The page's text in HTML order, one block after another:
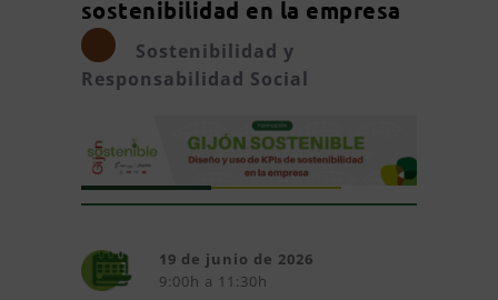
sostenibilidad en la empresa
Sostenibilidad y
Responsabilidad Social
19 de junio de 2026
9:00h a 11:30h